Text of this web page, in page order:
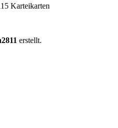
Karteikarten
erstellt.